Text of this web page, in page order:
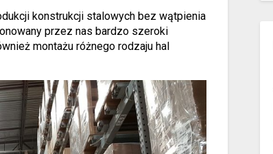
konstrukcji stalowych bez wątpienia
przez nas bardzo szeroki
montażu różnego rodzaju hal